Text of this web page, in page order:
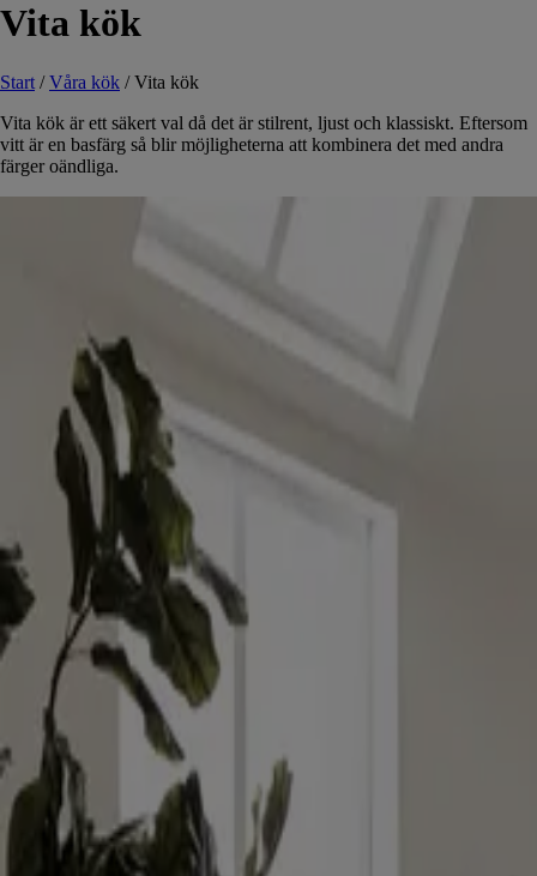
Vita kök
Start / Våra kök / Vita kök
Vita kök är ett säkert val då det är stilrent, ljust och klassiskt. Eftersom
vitt är en basfärg så blir möjligheterna att kombinera det med andra
färger oändliga.